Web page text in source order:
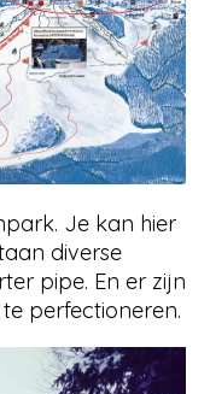
Je kan hier
diverse
pipe. En er zijn
te perfectioneren.